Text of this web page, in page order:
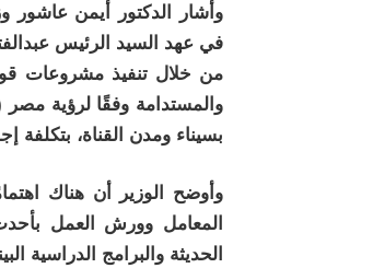
وأشار الدكتور أيمن عاشور
في عهد السيد الرئيس
من خلال تنفيذ مشروعات
بسيناء ومدن القناة، بتكلفة إجمالية
وأوضح الوزير أن هناك
المعامل وورش العمل بأحدث
الحديثة والبرامج الدراسية